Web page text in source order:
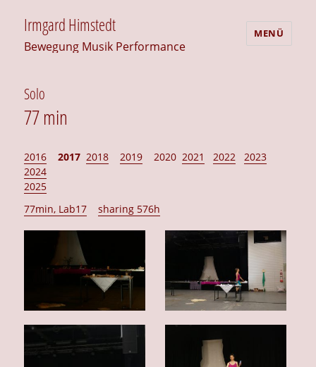
Irmgard Himstedt
Bewegung Musik Performance
MENÜ
Solo
77 min
2016 2017 2018 2019 20202021 2022
2023
2024
2025
77min, Lab17
sharing 576h